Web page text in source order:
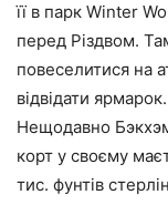
її в парк Winter
перед Різдвом.
повеселитися на
відвідати
Нещодавно
корт у своєму
тис. фунтів